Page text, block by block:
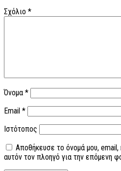
Σχόλιο *
Όνομα *
Email *
Ιστότοπος
Αποθήκευσε το όνομά μου, email,
αυτόν τον πλοηγό για την επόμενη